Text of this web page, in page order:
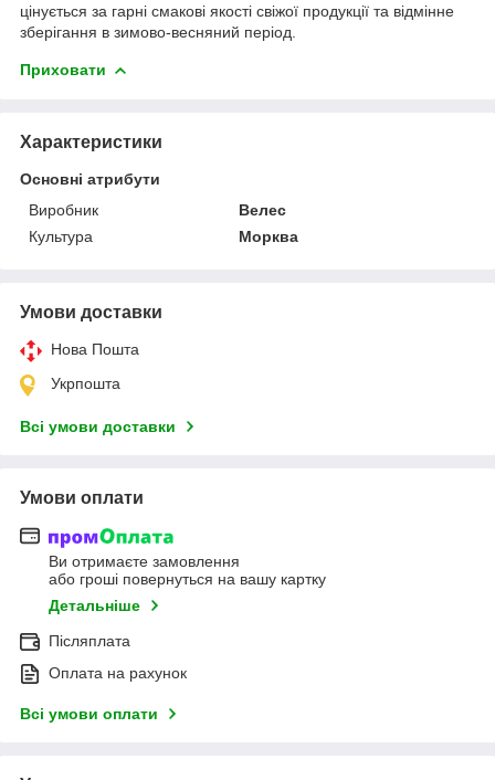
цінується за гарні смакові якості свіжої продукції та відмінне
зберігання в зимово-весняний період.
Приховати
Характеристики
Основні атрибути
Виробник
Велес
Культура
Морква
Умови доставки
Нова Пошта
Укрпошта
Всі умови доставки
Умови оплати
Ви отримаєте замовлення
або гроші повернуться на вашу картку
Детальніше
Післяплата
Оплата на рахунок
Всі умови оплати